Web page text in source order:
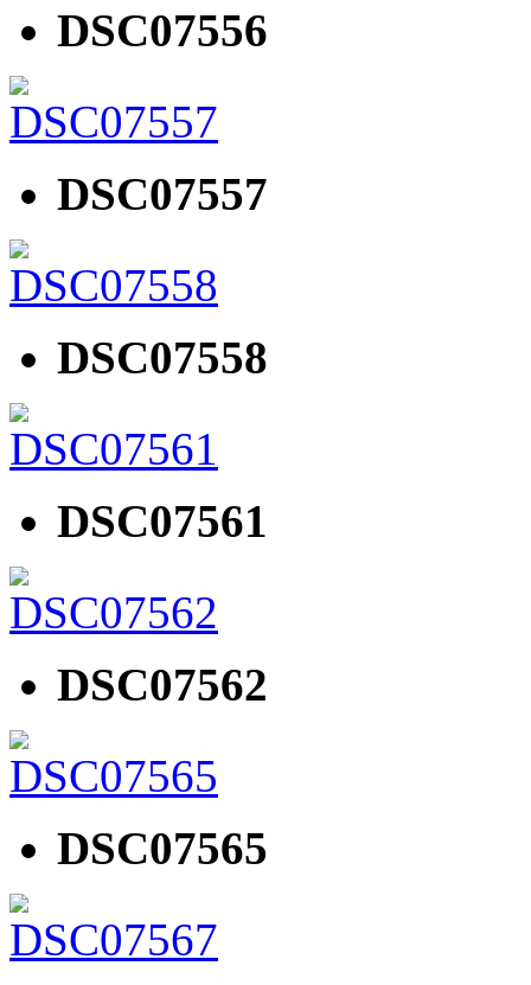
DSC07556
DSC07557
DSC07558
DSC07561
DSC07562
DSC07565